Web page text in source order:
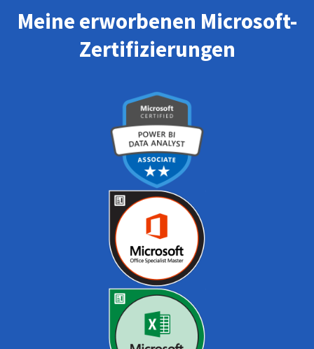
Meine erworbenen Microsoft-
Zertifizierungen